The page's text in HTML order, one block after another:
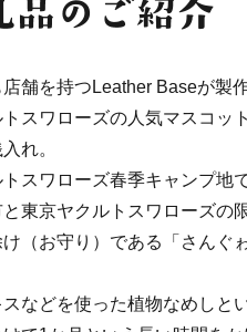
舗を持つLeather Baseが製作
スワローズの人気マスコッ
れ。
スワローズ春季キャンプ地
東京ヤクルトスワローズの
（お守り）である「さんぐ
などを使った植物なめしと